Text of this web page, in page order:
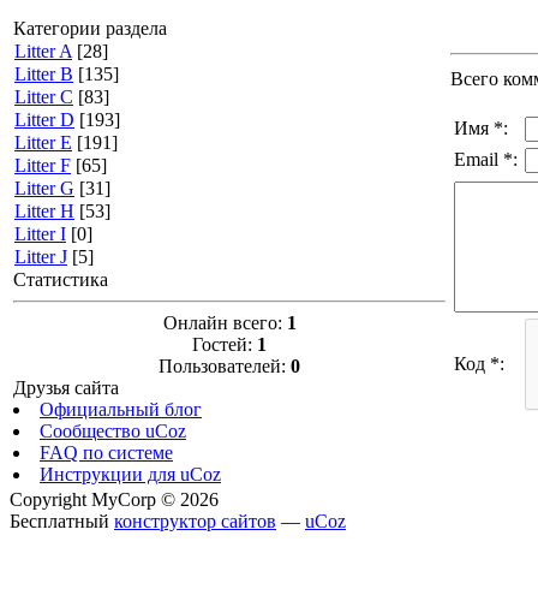
Категории раздела
Litter A [28]
Litter B [135]
Litter C [83]
Litter D [193]
Litter E [191]
Litter F [65]
Litter G [31]
Litter H [53]
Litter I [0]
Litter J [5]
Статистика
Онлайн всего: 1
Гостей: 1
Пользователей: 0
Друзья сайта
Официальный блог
Сообщество uCoz
FAQ по системе
Инструкции для uCoz
Всего
Имя *:
Email *:
Код *:
Copyright MyCorp © 2026
Бесплатный конструктор сайтов — uCoz